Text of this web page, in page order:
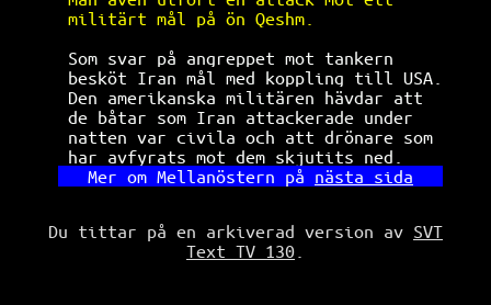
militärt mål på ön Qeshm.
Som svar på angreppet mot tankern
besköt Iran mål med koppling till USA.
Den amerikanska militären hävdar att
de båtar som Iran attackerade under
natten var civila och att drönare som
har avfyrats mot dem skjutits ned.
Mer om Mellanöstern på nästa sida
Du tittar på en arkiverad version av SVT
Text TV 130